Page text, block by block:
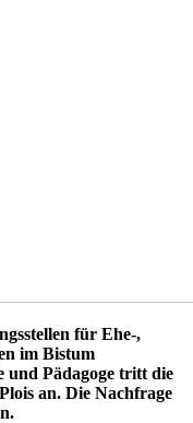
für Ehe-,
im Bistum
und Pädagoge tritt die
an. Die Nachfrage